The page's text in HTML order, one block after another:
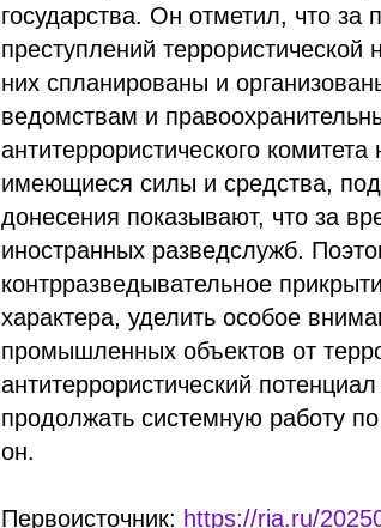
государства. Он отметил, что за
преступлений
них спланированы и
ведомствам и
антитеррористического
имеющиеся силы и средства,
донесения показывают, что за
иностранных разведслужб.
контрразведывательное
характера, уделить особое
промышленных объектов от
антитеррористический
продолжать системную работу
он.
Первоисточник: https://ria.ru/